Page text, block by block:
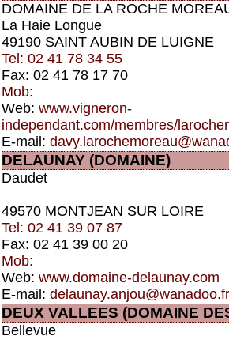
DOMAINE DE LA ROCHE
La Haie Longue
49190 SAINT AUBIN DE LUIGNE
Tel: 02 41 78 34 55
Fax: 02 41 78 17 70
Mob:
Web: www.vigneron-
independant.com/membres/
E-mail:
DELAUNAY (DOMAINE)
Daudet
49570 MONTJEAN SUR LOIRE
Tel: 02 41 39 07 87
Fax: 02 41 39 00 20
Mob:
Web: www.domaine-delaunay.com
E-mail: delaunay.anjou@wanadoo.fr
DEUX VALLEES (DOMAINE
Bellevue